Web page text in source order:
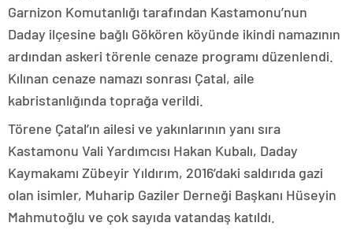
Garnizon Komutanlığı tarafından Kastamonu’nun
Daday ilçesine bağlı Gökören köyünde ikindi namazının
ardından askeri törenle cenaze programı düzenlendi.
Kılınan cenaze namazı sonrası Çatal, aile
kabristanlığında toprağa verildi.
Törene Çatal’ın ailesi ve yakınlarının yanı sıra
Kastamonu Vali Yardımcısı Hakan Kubalı, Daday
Kaymakamı Zübeyir Yıldırım, 2016’daki saldırıda gazi
olan isimler, Muharip Gaziler Derneği Başkanı Hüseyin
Mahmutoğlu ve çok sayıda vatandaş katıldı.